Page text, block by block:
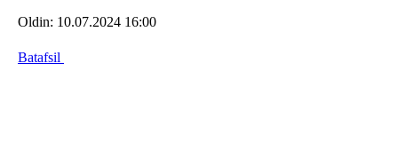
Oldin: 10.07.2024 16:00
Batafsil